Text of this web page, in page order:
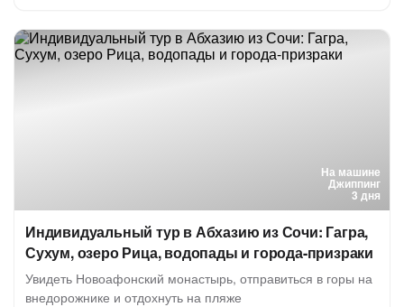
На машине
Джиппинг
3 дня
Индивидуальный тур в Абхазию из Сочи: Гагра,
Сухум, озеро Рица, водопады и города-призраки
Увидеть Новоафонский монастырь, отправиться в горы на
внедорожнике и отдохнуть на пляже